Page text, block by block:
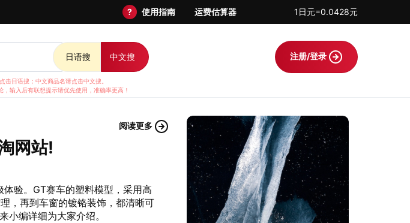
? 使用指南 运费估算器 1日元=0.0428元
日语搜 中文搜
日语搜；中文商品名请点击中文搜。
输入后有联想提示请优先使用，准确率更高！
注册/登录
阅读更多
网站!
验。GT赛车的塑料模型，采用高
，再到车窗的镀铬装饰，都清晰可
小编详细为大家介绍。